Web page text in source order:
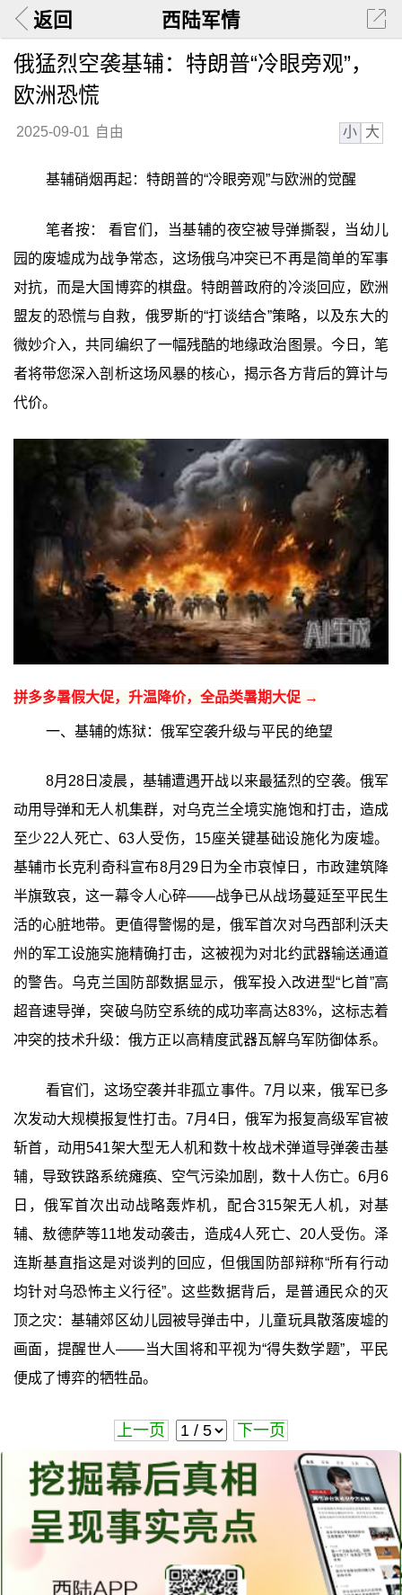
返回 西陆军情
俄猛烈空袭基辅：特朗普“冷眼旁观”，
欧洲恐慌
2025-09-01 自由 小 大
基辅硝烟再起：特朗普的“冷眼旁观”与欧洲的觉醒
笔者按： 看官们，当基辅的夜空被导弹撕裂，当幼儿
园的废墟成为战争常态，这场俄乌冲突已不再是简单的军事
对抗，而是大国博弈的棋盘。特朗普政府的冷淡回应，欧洲
盟友的恐慌与自救，俄罗斯的“打谈结合”策略，以及东大的
微妙介入，共同编织了一幅残酷的地缘政治图景。今日，笔
者将带您深入剖析这场风暴的核心，揭示各方背后的算计与
代价。
拼多多暑假大促，升温降价，全品类暑期大促 →
一、基辅的炼狱：俄军空袭升级与平民的绝望
8月28日凌晨，基辅遭遇开战以来最猛烈的空袭。俄军
动用导弹和无人机集群，对乌克兰全境实施饱和打击，造成
至少22人死亡、63人受伤，15座关键基础设施化为废墟。
基辅市长克利奇科宣布8月29日为全市哀悼日，市政建筑降
半旗致哀，这一幕令人心碎——战争已从战场蔓延至平民生
活的心脏地带。更值得警惕的是，俄军首次对乌西部利沃夫
州的军工设施实施精确打击，这被视为对北约武器输送通道
的警告。乌克兰国防部数据显示，俄军投入改进型“匕首”高
超音速导弹，突破乌防空系统的成功率高达83%，这标志着
冲突的技术升级：俄方正以高精度武器瓦解乌军防御体系。
看官们，这场空袭并非孤立事件。7月以来，俄军已多
次发动大规模报复性打击。7月4日，俄军为报复高级军官被
斩首，动用541架大型无人机和数十枚战术弹道导弹袭击基
辅，导致铁路系统瘫痪、空气污染加剧，数十人伤亡。6月6
日，俄军首次出动战略轰炸机，配合315架无人机，对基
辅、敖德萨等11地发动袭击，造成4人死亡、20人受伤。泽
连斯基直指这是对谈判的回应，但俄国防部辩称“所有行动
均针对乌恐怖主义行径”。这些数据背后，是普通民众的灭
顶之灾：基辅郊区幼儿园被导弹击中，儿童玩具散落废墟的
画面，提醒世人——当大国将和平视为“得失数学题”，平民
便成了博弈的牺牲品。
上一页 下一页